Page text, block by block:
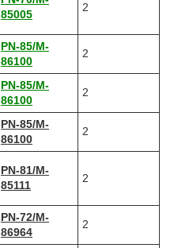
85005
2
PN-85/M-
86100
2
PN-85/M-
86100
2
PN-85/M-
86100
2
PN-81/M-
85111
2
PN-72/M-
86964
2